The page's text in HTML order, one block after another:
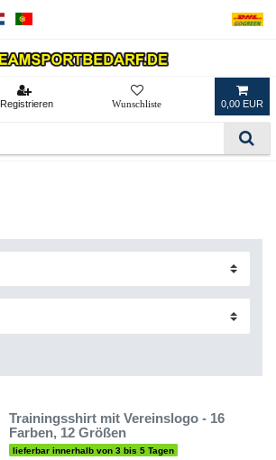
Registrieren 0,00 EUR
Trainingsshirt mit Vereinslogo - 16
Farben, 12 Größen
lieferbar innerhalb von 3 bis 5 Tagen